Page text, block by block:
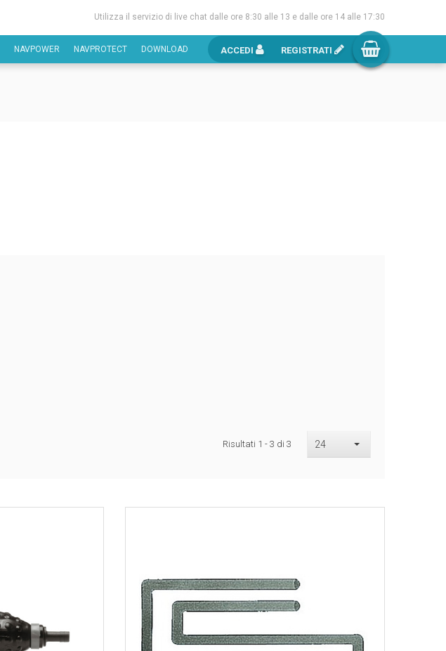
Utilizza il servizio di live chat dalle ore 8:30 alle 13 e dalle ore 14 alle 17:30
NAVPOWER NAVPROTECT DOWNLOAD ACCEDI REGISTRATI
Risultati 1 - 3 di 3 24